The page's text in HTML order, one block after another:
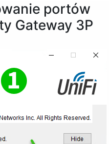
portów
Gateway 3P